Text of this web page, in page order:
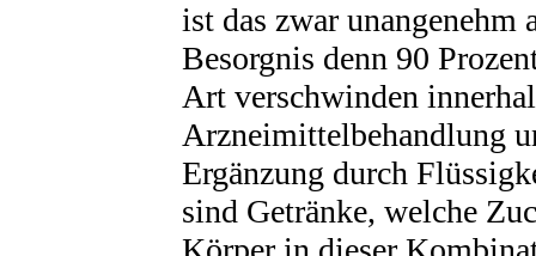
ist das zwar unangenehm
Besorgnis denn 90
Art verschwinden
Arzneimittelbehandlung
Ergänzung durch
sind Getränke, welche